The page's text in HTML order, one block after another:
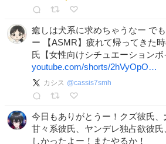
癒しは犬系に求めちゃうなー で
ー 【ASMR】疲れて帰ってきた
氏【女性向けシチュエーションボ
youtube.com/shorts/2hVyOpO…
カシス @cassis7smh
今日もありがとうー！クズ彼氏、
甘々系彼氏、ヤンデレ独占欲彼
しかったよー！またやるか！